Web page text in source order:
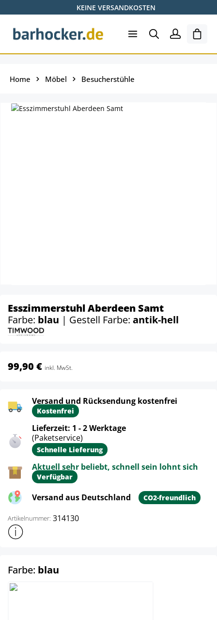
Zum Hauptinhalt springenKEINE VERSANDKOSTEN
Home Möbel Besucherstühle
Esszimmerstuhl Aberdeen Samt
Farbe: blau | Gestell Farbe: antik-hell
99,90 € inkl. MwSt.
Versand und Rücksendung kostenfrei
Kostenfrei
Lieferzeit: 1 - 2 Werktage
(Paketservice)
Schnelle Lieferung
Aktuell sehr beliebt, schnell sein lohnt sich
Verfügbar
Versand aus Deutschland CO2-freundlich
Artikelnummer: 314130
Weitere Produktinformationen anzeigen
Farbe: blau